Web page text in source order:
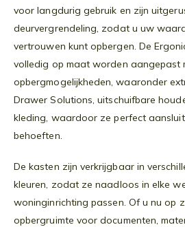
voor langdurig gebruik en zijn
deurvergrendeling, zodat u uw
vertrouwen kunt opbergen. De
volledig op maat worden aangepast
opbergmogelijkheden, waaronder
Drawer Solutions, uitschuifbare
kleding, waardoor ze perfect
behoeften.
De kasten zijn verkrijgbaar in
kleuren, zodat ze naadloos in elke
woninginrichting passen. Of u nu op
opbergruimte voor documenten,